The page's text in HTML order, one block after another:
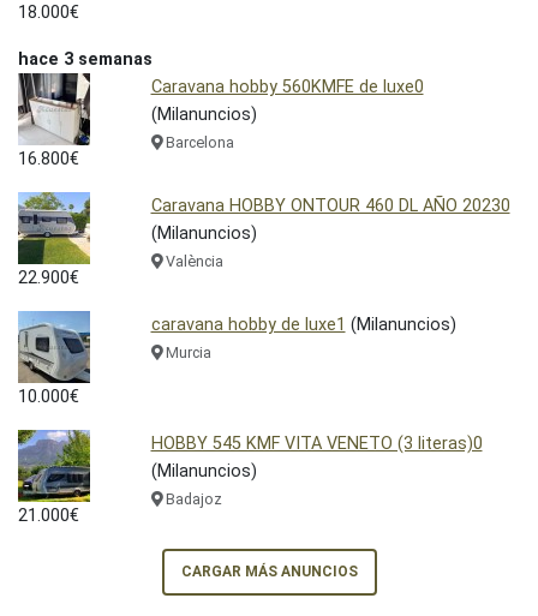
18.000€
hace 3 semanas
16.800€
Caravana hobby 560KMFE de luxe0
(Milanuncios)
Barcelona
22.900€
Caravana HOBBY ONTOUR 460 DL AÑO 20230
(Milanuncios)
València
10.000€
caravana hobby de luxe1 (Milanuncios)
Murcia
21.000€
HOBBY 545 KMF VITA VENETO (3 literas)0
(Milanuncios)
Badajoz
CARGAR MÁS ANUNCIOS